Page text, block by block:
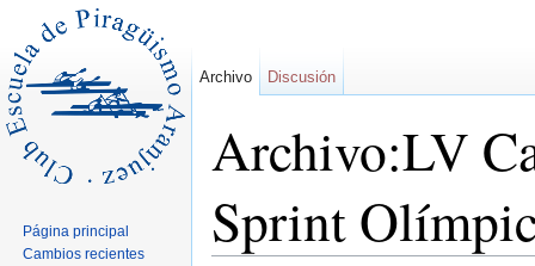
Archivo:LV
Sprint
Archivo Discusión
Página principal
Cambios recientes